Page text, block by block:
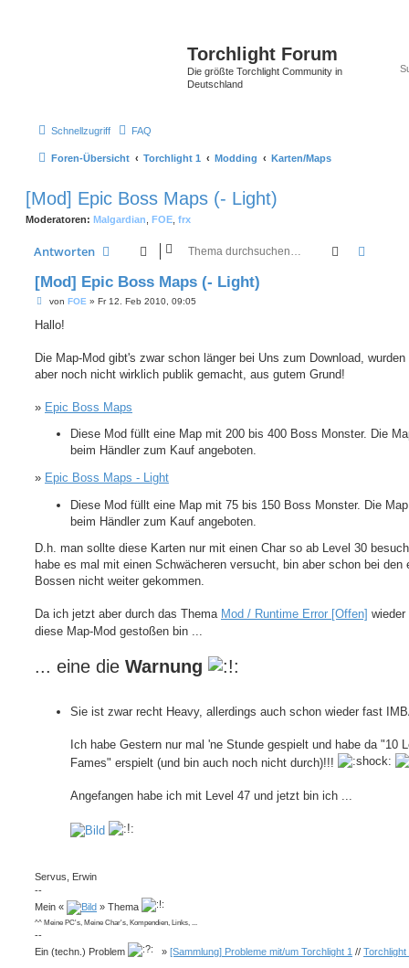
Torchlight Forum
Die größte Torchlight Community in
Deutschland
Schnellzugriff FAQ
Foren-Übersicht Torchlight 1 Modding Karten/Maps
[Mod] Epic Boss Maps (- Light)
Moderatoren: Malgardian FOE frx
Antworten Suche
[Mod] Epic Boss Maps (- Light)
B
i
a
von FOE » Fr 12. Feb 2010, 09:05
Hallo!
Die Map-Mod gibt's zwar schon länger bei Uns zum Download,
aber noch nicht wirklich publik gemacht, aus gutem Grund!
» Epic Boss Maps
Diese Mod füllt eine Map mit 200 bis 400 Boss Monster. Die
beim Händler zum Kauf angeboten.
» Epic Boss Maps - Light
Diese Mod füllt eine Map mit 75 bis 150 Boss Monster. Die
beim Händler zum Kauf angeboten.
D.h. man sollte diese Karten nur mit einen Char so ab Level 30
habe es mal mit einen Schwächeren versucht, bin aber schon bei den
Bossen nicht weiter gekommen.
Da ich jetzt aber durch das Thema Mod / Runtime Error [Offen] wieder
diese Map-Mod gestoßen bin ...
... eine die Warnung
Sie ist zwar recht Heavy, allerdings auch schon wieder fast
Ich habe Gestern nur mal 'ne Stunde gespielt und habe da "10
Fames" erspielt (und bin auch noch nicht durch)!!!
Angefangen habe ich mit Level 47 und jetzt bin ich ...
Servus, Erwin
--
Mein «
» Thema
^^ Meine PC's, Meine Char's, Kompendien, Links, ...
--
Ein (techn.) Problem
» [Sammlung] Probleme mit/um Torchlight 1 // Torchlight